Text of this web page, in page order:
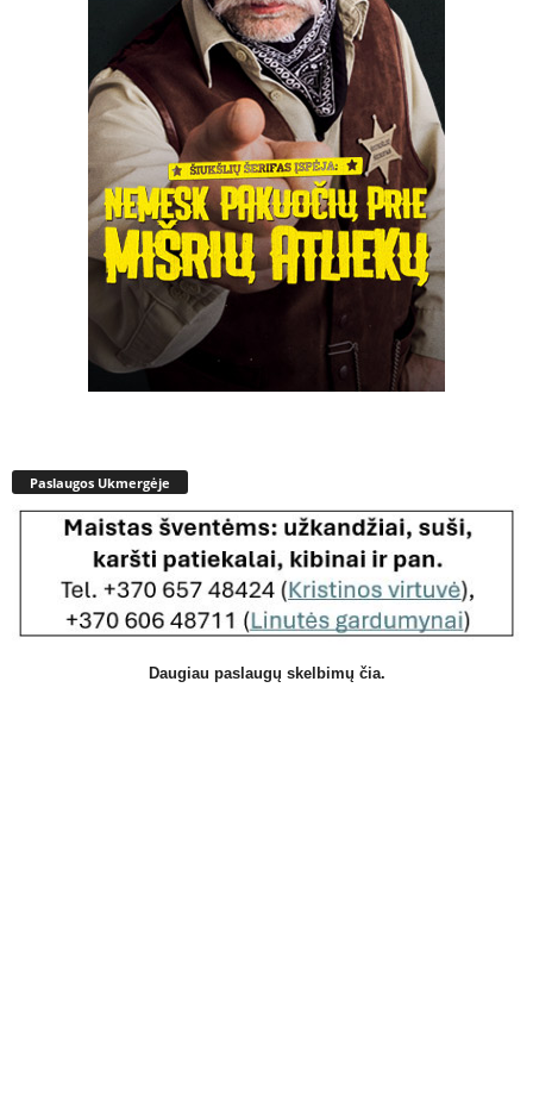
Paslaugos Ukmergėje
Daugiau paslaugų skelbimų čia.